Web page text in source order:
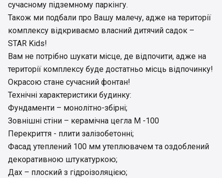
сучасному підземному паркінгу.
Також ми подбали про Вашу малечу, адже на території
комплексу відкриваємо власний дитячий садок –
STAR Kids!
Вам не потрібно шукати місце, де відпочити, адже на
території комплексу буде достатньо місць відпочинку!
Окрасою стане сучасний фонтан!
Технічні характеристики будинку:
Фундаменти – монолітно-збірні;
Зовнішні стіни – керамічна цегла М -100
Перекриття - плити залізобетонні;
Фасад утеплений 100 мм утеплювачем та оздоблений
декоративною штукатуркою;
Дах – плоский з гідроізоляцією;